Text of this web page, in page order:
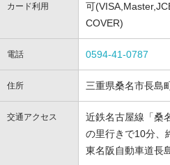
カード利用
可
COVER)
電話 0594-41-0787
住所 三重県桑名市長島
交通アクセス
近鉄名古屋線「桑
の里行きで10分、
東名阪自動車道長